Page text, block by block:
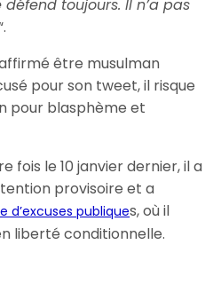
toujours. Il n’a pas
être musulman
pour son tweet, il risque
pour blasphème et
fois le 10 janvier dernier, il a
provisoire et a
d’excuses publiques, où il
liberté conditionnelle.